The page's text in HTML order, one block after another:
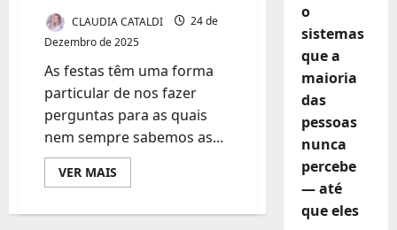
CLAUDIA CATALDI
24 de
Dezembro de 2025
As festas têm uma forma
particular de nos fazer
perguntas para as quais
nem sempre sabemos as...
VER MAIS
mais
não
o
sistemas
que a
maioria
das
pessoas
nunca
percebe
— até
que eles